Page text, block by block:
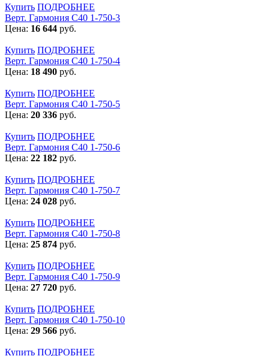
Купить ПОДРОБНЕЕ
Верт. Гармония С40 1-750-3
Цена: 16 644 руб.
Купить ПОДРОБНЕЕ
Верт. Гармония С40 1-750-4
Цена: 18 490 руб.
Купить ПОДРОБНЕЕ
Верт. Гармония С40 1-750-5
Цена: 20 336 руб.
Купить ПОДРОБНЕЕ
Верт. Гармония С40 1-750-6
Цена: 22 182 руб.
Купить ПОДРОБНЕЕ
Верт. Гармония С40 1-750-7
Цена: 24 028 руб.
Купить ПОДРОБНЕЕ
Верт. Гармония С40 1-750-8
Цена: 25 874 руб.
Купить ПОДРОБНЕЕ
Верт. Гармония С40 1-750-9
Цена: 27 720 руб.
Купить ПОДРОБНЕЕ
Верт. Гармония С40 1-750-10
Цена: 29 566 руб.
Купить ПОДРОБНЕЕ